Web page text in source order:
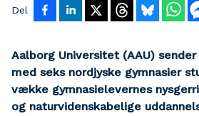
Del
Aalborg Universitet (AAU)
med seks nordjyske gymnasier
vække gymnasielevernes
og naturvidenskabelige